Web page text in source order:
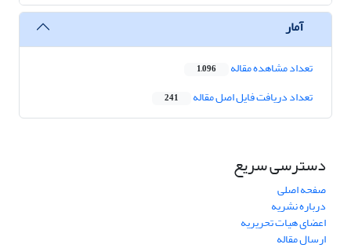
آمار
تعداد مشاهده مقاله 1,096
تعداد دریافت فایل اصل مقاله 241
دسترسی سریع
صفحه اصلی
درباره نشریه
اعضای هیات تحریریه
ارسال مقاله